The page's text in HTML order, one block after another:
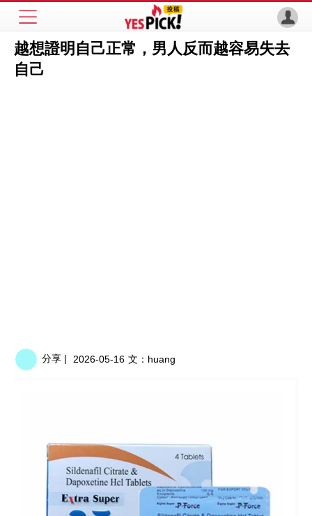
越想證明自己正常，男人反而越容易失去
自己
分享 | 2026-05-16 文： huang